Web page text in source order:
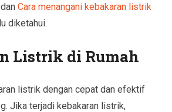
Cara menangani kebakaran listrik
diketahui.
Listrik di Rumah
listrik dengan cepat dan efektif
Jika terjadi kebakaran listrik,